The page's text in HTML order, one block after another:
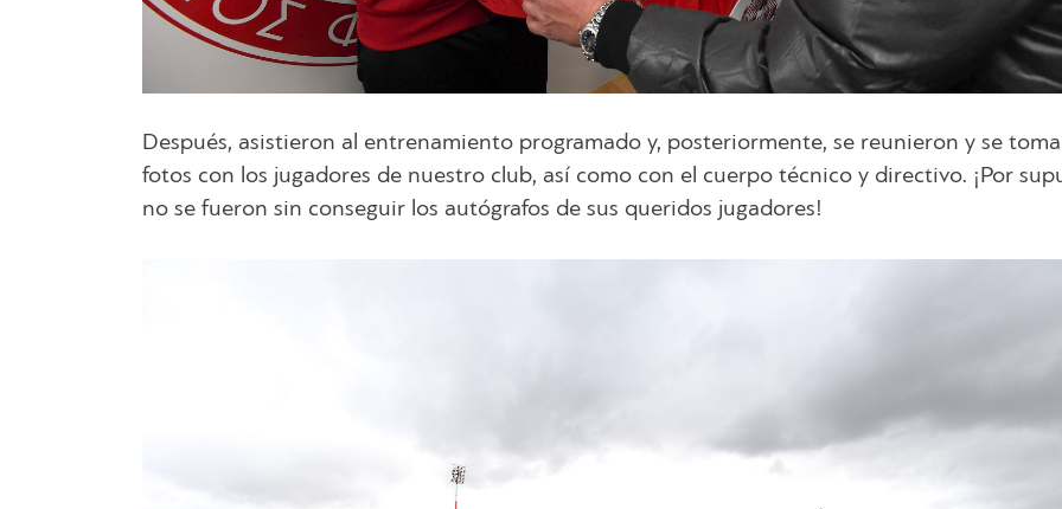
Después, asistieron al entrenamiento programado y, posteriormente, se reunieron y se
fotos con los jugadores de nuestro club, así como con el cuerpo técnico y directivo. ¡Por
no se fueron sin conseguir los autógrafos de sus queridos jugadores!